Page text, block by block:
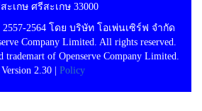
ะเกษ ศรีสะเกษ 33000
2564 โดย บริษัท โอเพ่นเซิร์ฟ จำกัด
Company Limited. All rights reserved.
trademart of Openserve Company Limited.
Version 2.30 | Policy